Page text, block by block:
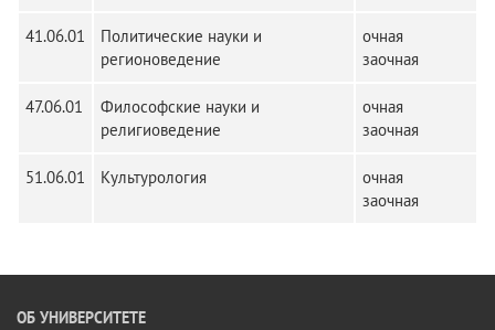
41.06.01
Политические науки и
регионоведение
очная
заочная
47.06.01
Философские науки и
религиоведение
очная
заочная
51.06.01 Культурология
очная
заочная
ОБ УНИВЕРСИТЕТЕ